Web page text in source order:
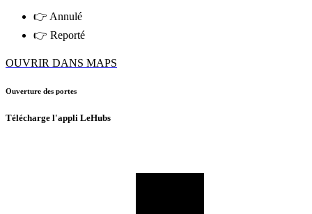
👉 Annulé
👉 Reporté
OUVRIR DANS MAPS
Ouverture des portes
Télécharge l'appli LeHubs